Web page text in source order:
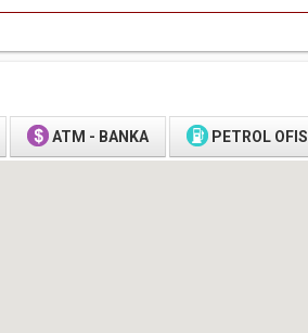
ATM - BANKA PETROL OFISI